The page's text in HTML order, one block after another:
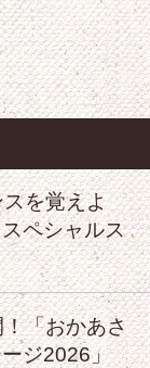
を覚えよ
ペシャルス
「おかあさ
ジ2026」